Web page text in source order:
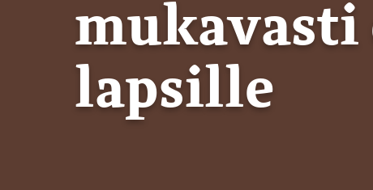
lapsille